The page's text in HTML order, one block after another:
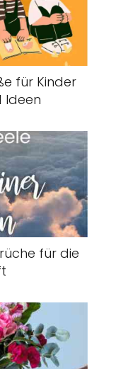
für Kinder
Ideen
für die